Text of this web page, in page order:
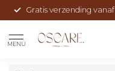
Gratis verzending vanaf
MENU